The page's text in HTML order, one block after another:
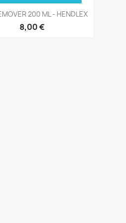
200 ML - HENDLEX
8,00 €